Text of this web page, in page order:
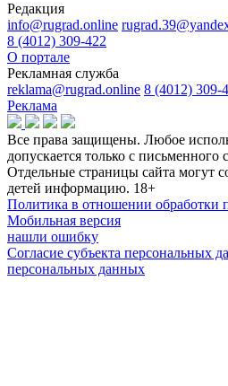
Редакция
info@rugrad.online
8 (4012) 309-422
О портале
Рекламная служба
reklama@rugrad.online 8 (4012) 309-
Реклама
Все права защищены. Любое
допускается только с письменного
Отдельные страницы сайта могут
детей информацию. 18+
Политика в отношении обработки
Мобильная версия
нашли ошибку
Согласие субъекта персональных
персональных данных